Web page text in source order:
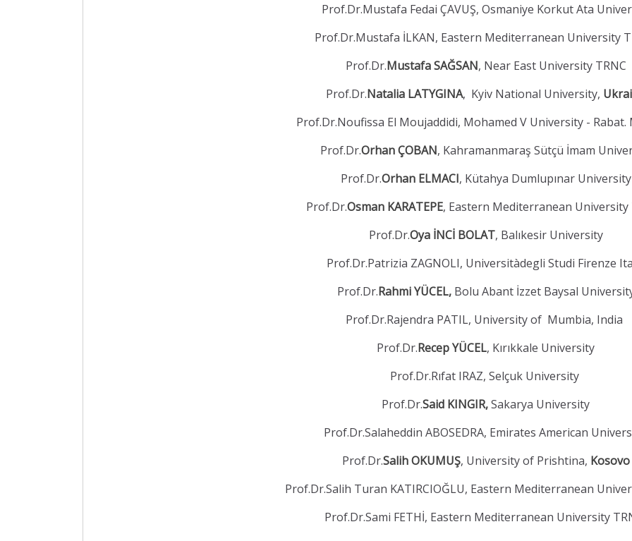
Prof.Dr.Mustafa Fedai ÇAVUŞ, Osmaniye Korkut Ata
Prof.Dr.Mustafa İLKAN, Eastern Mediterranean University
Prof.Dr.Mustafa SAĞSAN, Near East University TRNC
Prof.Dr.Natalia LATYGINA, Kyiv National University,
Prof.Dr.Noufissa El Moujaddidi, Mohamed V University - Rabat.
Prof.Dr.Orhan ÇOBAN, Kahramanmaraş Sütçü İmam
Prof.Dr.Orhan ELMACI, Kütahya Dumlupınar University
Prof.Dr.Osman KARATEPE, Eastern Mediterranean University
Prof.Dr.Oya İNCİ BOLAT, Balıkesir University
Prof.Dr.Patrizia ZAGNOLI, Universitàdegli Studi Firenze
Prof.Dr.Rahmi YÜCEL, Bolu Abant İzzet Baysal
Prof.Dr.Rajendra PATIL, University of Mumbia, India
Prof.Dr.Recep YÜCEL, Kırıkkale University
Prof.Dr.Rıfat IRAZ, Selçuk University
Prof.Dr.Said KINGIR,Sakarya University
Prof.Dr.Salaheddin ABOSEDRA, Emirates American
Prof.Dr.Salih OKUMUŞ, University of Prishtina, Kosovo
Prof.Dr.Salih Turan KATIRCIOĞLU, Eastern Mediterranean
Prof.Dr.Sami FETHİ, Eastern Mediterranean University